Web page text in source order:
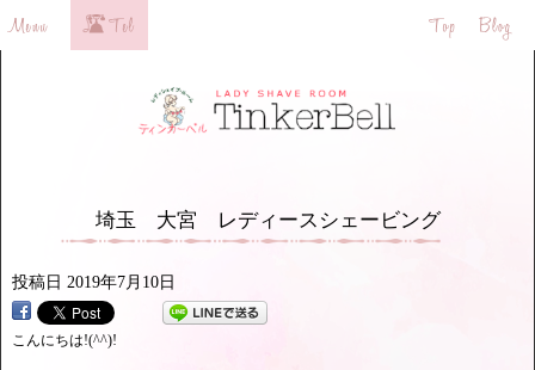
埼玉 大宮 レディースシェービング
投稿日 2019年7月10日
こんにちは!(^^)!